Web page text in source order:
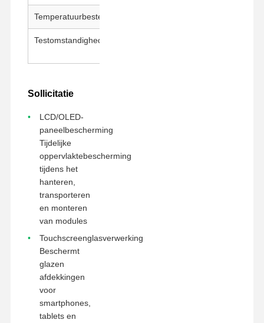
Temperatuurbestendigheid
Testomstandigheden
Sollicitatie
LCD/OLED-
paneelbescherming
Tijdelijke
oppervlaktebescherming
tijdens het
hanteren,
transporteren
en monteren
van modules
Touchscreenglasverwerking
Beschermt
glazen
afdekkingen
voor
smartphones,
tablets en